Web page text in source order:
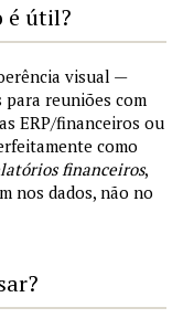
é útil?
visual —
reuniões com
ERP/financeiros ou
como
financeiros,
nos dados, não no